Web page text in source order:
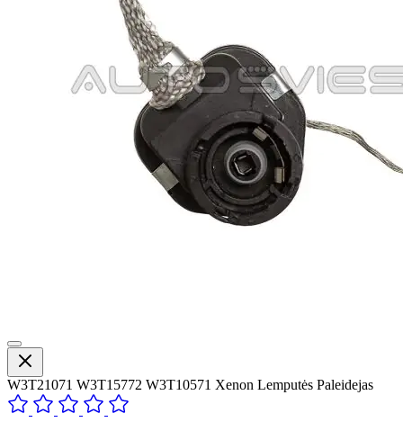
W3T21071 W3T15772 W3T10571 Xenon Lemputės Paleidejas